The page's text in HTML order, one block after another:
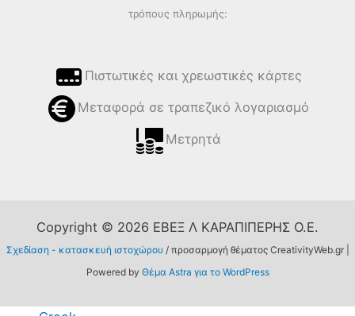
τρόπους πληρωμής:
Πιστωτικές και χρεωστικές κάρτες
Μεταφορά σε τραπεζικό λογαριασμό
Μετρητά
Copyright © 2026 ΕΒΕΞ Λ ΚΑΡΑΠΙΠΕΡΗΣ Ο.Ε.
Σχεδίαση - κατασκευή ιστοχώρου / προσαρμογή θέματος CreativityWeb.gr |
Powered by Θέμα Astra για το WordPress